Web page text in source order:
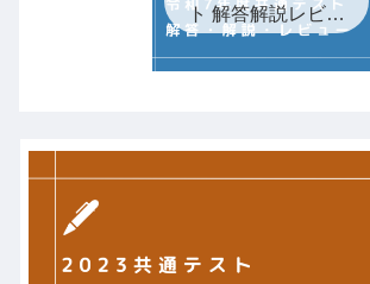
ト 解答解説レビュ
ー